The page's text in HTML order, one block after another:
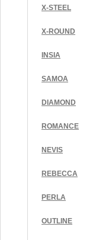
X-STEEL
X-ROUND
INSIA
SAMOA
DIAMOND
ROMANCE
NEVIS
REBECCA
PERLA
OUTLINE